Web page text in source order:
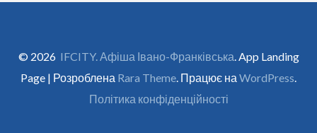
© 2026 IFCITY. Афіша Івано-Франківська . App Landing
Page | Розроблена Rara Theme . Працює на WordPress
Політика конфіденційності